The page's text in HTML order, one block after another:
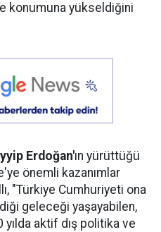
konumuna yükseldiğini
Erdoğan'ın yürüttüğü
önemli kazanımlar
"Türkiye Cumhuriyeti ona
geleceği yaşayabilen,
aktif dış politika ve